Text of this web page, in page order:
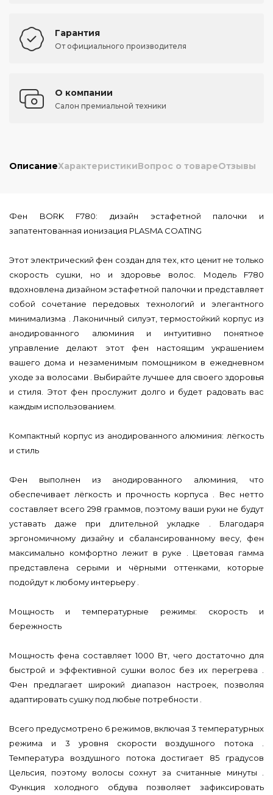
Гарантия
От официального производителя
О компании
Салон премиальной техники
ОписаниеХарактеристикиВопрос о товареОтзывы
Фен BORK F780: дизайн эстафетной палочки и
запатентованная ионизация PLASMA COATING
Этот электрический фен создан для тех, кто ценит не только
скорость сушки, но и здоровье волос. Модель F780
вдохновлена дизайном эстафетной палочки и представляет
собой сочетание передовых технологий и элегантного
минимализма . Лаконичный силуэт, термостойкий корпус из
анодированного алюминия и интуитивно понятное
управление делают этот фен настоящим украшением
вашего дома и незаменимым помощником в ежедневном
уходе за волосами . Выбирайте лучшее для своего здоровья
и стиля. Этот фен прослужит долго и будет радовать вас
каждым использованием.
Компактный корпус из анодированного алюминия: лёгкость
и стиль
Фен выполнен из анодированного алюминия, что
обеспечивает лёгкость и прочность корпуса . Вес нетто
составляет всего 298 граммов, поэтому ваши руки не будут
уставать даже при длительной укладке . Благодаря
эргономичному дизайну и сбалансированному весу, фен
максимально комфортно лежит в руке . Цветовая гамма
представлена серыми и чёрными оттенками, которые
подойдут к любому интерьеру .
Мощность и температурные режимы: скорость и
бережность
Мощность фена составляет 1000 Вт, чего достаточно для
быстрой и эффективной сушки волос без их перегрева .
Фен предлагает широкий диапазон настроек, позволяя
адаптировать сушку под любые потребности .
Всего предусмотрено 6 режимов, включая 3 температурных
режима и 3 уровня скорости воздушного потока .
Температура воздушного потока достигает 85 градусов
Цельсия, поэтому волосы сохнут за считанные минуты .
Функция холодного обдува позволяет зафиксировать